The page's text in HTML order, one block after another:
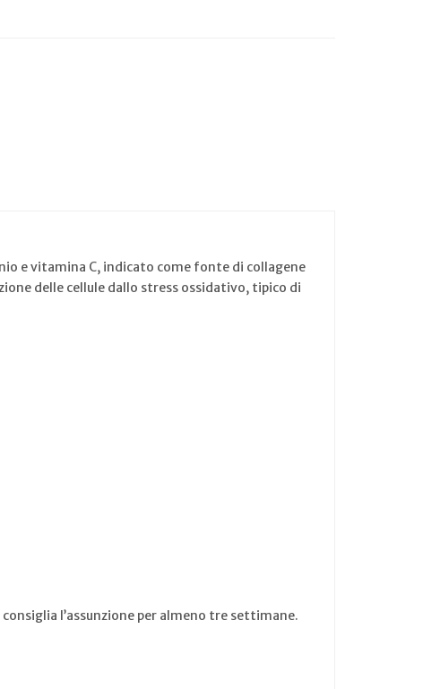
e vitamina C, indicato come fonte di collagene
delle cellule dallo stress ossidativo, tipico di
l’assunzione per almeno tre settimane.